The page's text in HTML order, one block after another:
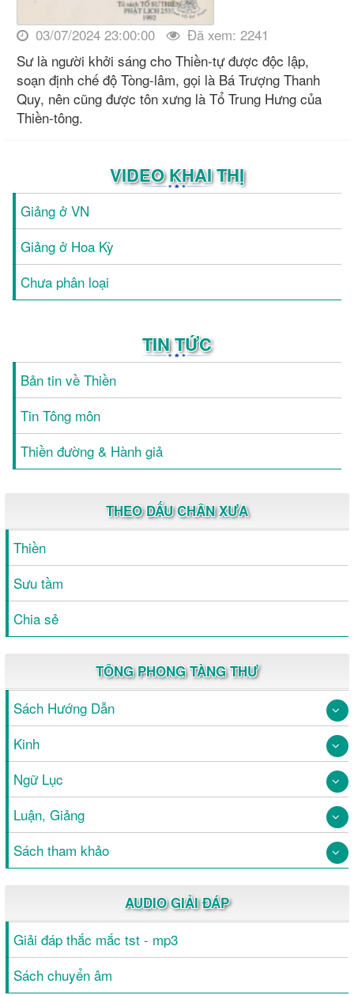
03/07/2024 23:00:00
Đã xem: 2241
Sư là người khởi sáng cho Thiền-tự được độc lập,
soạn định chế độ Tòng-lâm, gọi là Bá Trượng Thanh
Quy, nên cũng được tôn xưng là Tổ Trung Hưng của
Thiền-tông.
VIDEO KHAI THỊ
Giảng ở VN
Giảng ở Hoa Kỳ
Chưa phân loại
TIN TỨC
Bản tin về Thiền
Tin Tông môn
Thiền đường & Hành giả
THEO DẤU CHÂN XƯA
Thiền
Sưu tầm
Chia sẻ
TÔNG PHONG TÀNG THƯ
Sách Hướng Dẫn
Kinh
Ngữ Lục
Luận, Giảng
Sách tham khảo
AUDIO GIẢI ĐÁP
Giải đáp thắc mắc tst - mp3
Sách chuyển âm